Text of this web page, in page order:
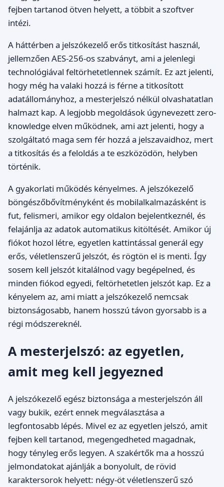
fejben tartanod ötven helyett, a többit a szoftver
intézi.
A háttérben a jelszókezelő erős titkosítást használ,
jellemzően AES-256-os szabványt, ami a jelenlegi
technológiával feltörhetetlennek számít. Ez azt jelenti,
hogy még ha valaki hozzá is férne a titkosított
adatállományhoz, a mesterjelszó nélkül olvashatatlan
halmazt kap. A legjobb megoldások úgynevezett zero-
knowledge elven működnek, ami azt jelenti, hogy a
szolgáltató maga sem fér hozzá a jelszavaidhoz, mert
a titkosítás és a feloldás a te eszközödön, helyben
történik.
A gyakorlati működés kényelmes. A jelszókezelő
böngészőbővítményként és mobilalkalmazásként is
fut, felismeri, amikor egy oldalon bejelentkeznél, és
felajánlja az adatok automatikus kitöltését. Amikor új
fiókot hozol létre, egyetlen kattintással generál egy
erős, véletlenszerű jelszót, és rögtön el is menti. Így
sosem kell jelszót kitalálnod vagy begépelned, és
minden fiókod egyedi, feltörhetetlen jelszót kap. Ez a
kényelem az, ami miatt a jelszókezelő nemcsak
biztonságosabb, hanem hosszú távon gyorsabb is a
régi módszereknél.
A mesterjelszó: az egyetlen,
amit meg kell jegyezned
A jelszókezelő egész biztonsága a mesterjelszón áll
vagy bukik, ezért ennek megválasztása a
legfontosabb lépés. Mivel ez az egyetlen jelszó, amit
fejben kell tartanod, megengedheted magadnak,
hogy tényleg erős legyen. A szakértők ma a hosszú
jelmondatokat ajánlják a bonyolult, de rövid
karaktersorok helyett: négy-öt véletlenszerű szó